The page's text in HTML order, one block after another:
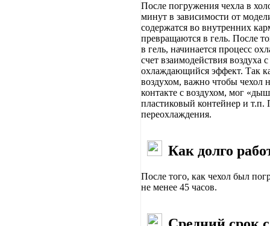
После погружения чехла в
минут в зависимости от
содержатся во внутренних
превращаются в гель. После
в гель, начинается процесс
счет взаимодействия воздуха
охлаждающийся эффект. Так
воздухом, важно чтобы чехол
контакте с воздухом, мог
пластиковый контейнер и т.п.
переохлаждения.
Как долго
После того, как чехол был
не менее 45 часов.